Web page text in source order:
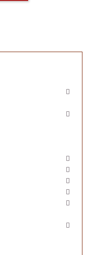







